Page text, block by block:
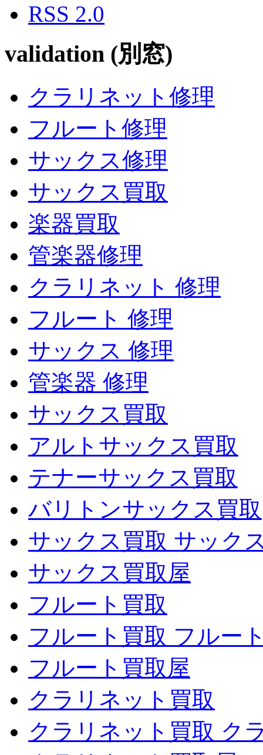
RSS 2.0
validation (別窓)
クラリネット修理
フルート修理
サックス修理
サックス買取
楽器買取
管楽器修理
クラリネット 修理
フルート 修理
サックス 修理
管楽器 修理
サックス買取
アルトサックス買取
テナーサックス買取
バリトンサックス買取
サックス買取 サック
サックス買取屋
フルート買取
フルート買取 フルー
フルート買取屋
クラリネット買取
クラリネット買取 ク